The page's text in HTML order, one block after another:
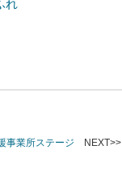
れ
事業所ステージ NEXT>>